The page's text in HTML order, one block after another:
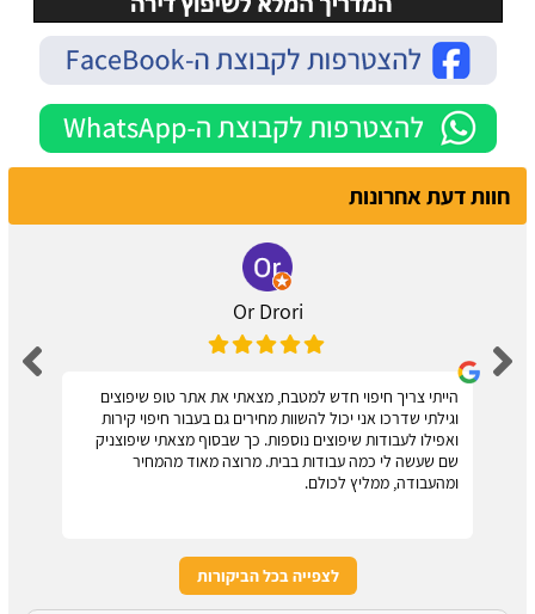
חוות דעת אחרונות
Or Drori
הייתי צריך חיפוי חדש למטבח, מצאתי את אתר טופ שיפוצים
וגילתי שדרכו אני יכול להשוות מחירים גם בעבור חיפוי קירות
ואפילו לעבודות שיפוצים נוספות. כך שבסוף מצאתי שיפוצניק
שם שעשה לי כמה עבודות בבית. מרוצה מאוד מהמחיר
ומהעבודה, ממליץ לכולם.
לצפייה בכל הביקורות